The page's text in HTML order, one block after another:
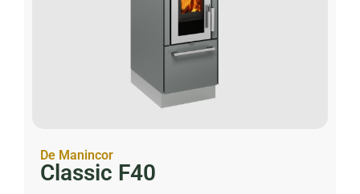
De Manincor
Classic F40